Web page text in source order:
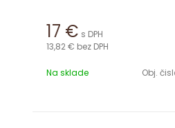
17 € s DPH
13,82 € bez DPH
Na sklade Obj.